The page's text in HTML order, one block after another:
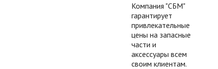
Компания "СБМ"
гарантирует
привлекательные
цены на запасные
части и
аксессуары всем
своим клиентам.